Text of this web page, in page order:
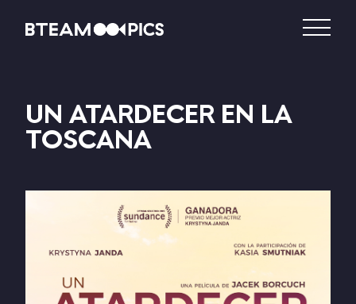
DISTRIBUCIÓN
PRODUCCIÓN
VIDEO – VOD
UN ATARDECER EN LA
TOSCANA